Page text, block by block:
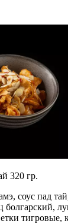
320 гр.
соус пад
болгарский,
тигровые,